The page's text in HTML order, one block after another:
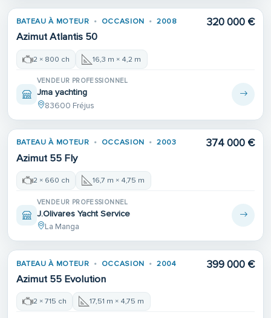
BATEAU À MOTEUR OCCASION 2008
Azimut Atlantis 50
320 000 €
2 × 800 ch 16,3 m × 4,2 m
VENDEUR PROFESSIONNEL
Jma yachting
83600 Fréjus
BATEAU À MOTEUR OCCASION 2003
Azimut 55 Fly
374 000 €
2 × 660 ch 16,7 m × 4,75 m
VENDEUR PROFESSIONNEL
J.Olivares Yacht Service
La Manga
BATEAU À MOTEUR OCCASION 2004
Azimut 55 Evolution
399 000 €
2 × 715 ch 17,51 m × 4,75 m